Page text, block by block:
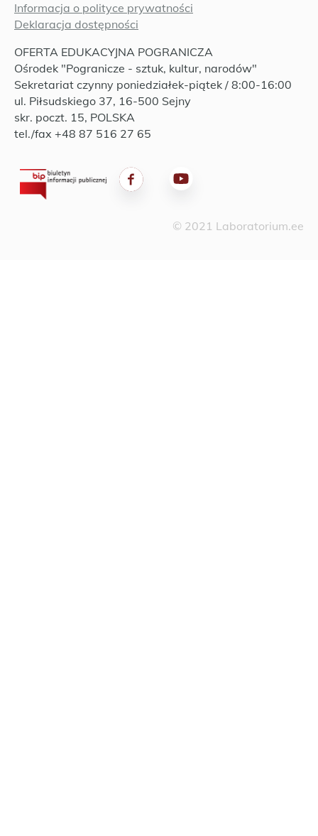
Informacja o polityce prywatności
Deklaracja dostępności
OFERTA EDUKACYJNA POGRANICZA
Ośrodek "Pogranicze - sztuk, kultur, narodów"
Sekretariat czynny poniedziałek-piątek / 8:00-16:00
ul. Piłsudskiego 37, 16-500 Sejny
skr. poczt. 15, POLSKA
tel./fax +48 87 516 27 65
© 2021 Laboratorium.ee